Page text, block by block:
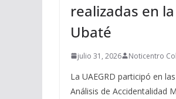
realizadas en
Ubaté
julio 31, 2026 Noticentro
La UAEGRD participó en
Análisis de Accidentalidad